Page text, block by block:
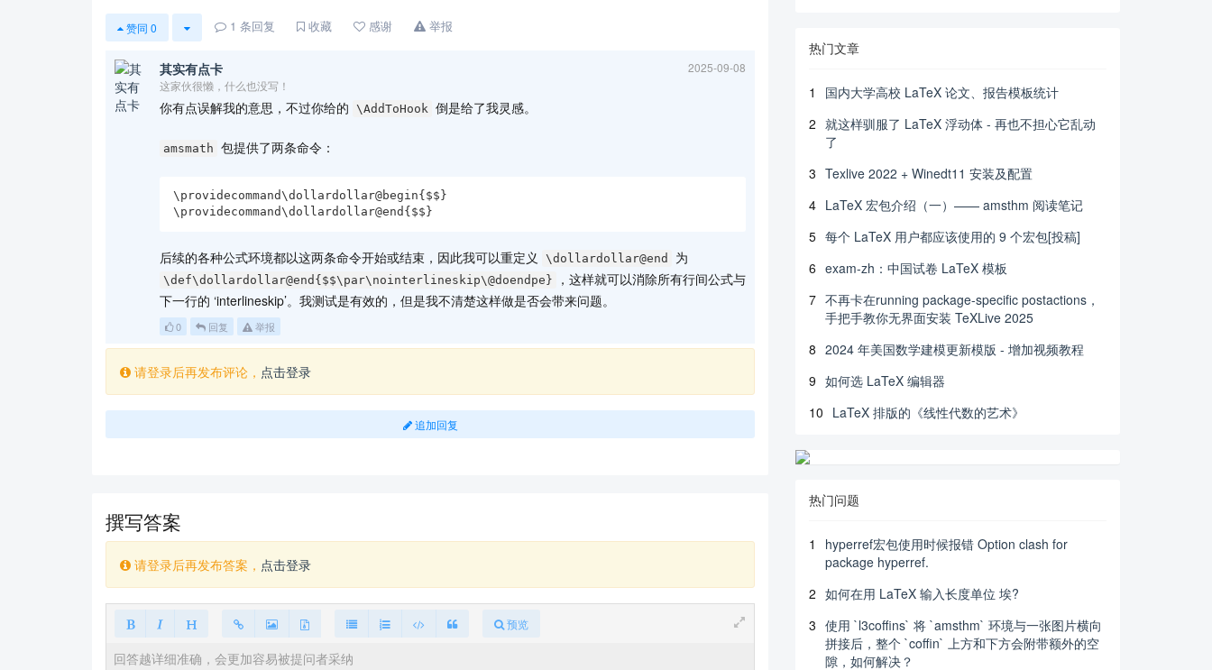
\[
text text text text text text text text text text text text text text text text text text
text text text text text text text text text
\[
  \frac{p}{q}
text text text text text text text text text text text
\end{align*}\par\nointerlineskip\@doendpe
text text text text text text text text text text text text text text text text text text
\end{document}
此时再设置 \abovedisplay(short)skip
\documentclass{article}
  \belowdisplayshortskip 6pt
  \belowdisplayskip 6pt
\linespread{1.36}
\everydisplay{\linespread{1}\selectfont}
\usepackage{amsmath}
\begin{document}
text text text text text text text text text text text text text text text text text text
text text text text text text text text text
赞同 0 1 条回复 收藏 感谢 举报
其实有点卡
2025-09-08
这家伙很懒，什么也没写！
你有点误解我的意思，不过你给的 \AddToHook 倒是给了我灵感。
amsmath 包提供了两条命令：
\providecommand\dollardollar@begin{$$}
\providecommand\dollardollar@end{$$}
后续的各种公式环境都以这两条命令开始或结束，因此我可以重定义 \dollardollar@end 为
\def\dollardollar@end{$$\par\nointerlineskip\@doendpe}
，这样就可以消除所有行间公式与
下一行的 ‘interlineskip’。我测试是有效的，但是我不清楚这样做是否会带来问题。
0 回复 举报
请登录后再发布评论， 点击登录
追加回复
撰写答案
请登录后再发布答案， 点击登录
预览
热门文章
1
国内大学高校 LaTeX 论文、报告模板统计
2 就这样驯服了 LaTeX 浮动体 - 再也不担心它乱动
了
3 Texlive 2022 + Winedt11 安装及配置
4 LaTeX 宏包介绍（一）—— amsthm 阅读笔记
5 每个 LaTeX 用户都应该使用的 9 个宏包[投稿]
6 exam-zh：中国试卷 LaTeX 模板
7 不再卡在running package-specific postactions，
手把手教你无界面安装 TeXLive 2025
8 2024 年美国数学建模更新模版 - 增加视频教程
9 如何选 LaTeX 编辑器
10 LaTeX 排版的《线性代数的艺术》
热门问题
1
hyperref宏包使用时候报错 Option clash for
package hyperref.
2 如何在用 LaTeX 输入长度单位 埃?
3 使用 `l3coffins` 将 `amsthm` 环境与一张图片横向
拼接后，整个 `coffin` 上方和下方会附带额外的空
隙，如何解决？